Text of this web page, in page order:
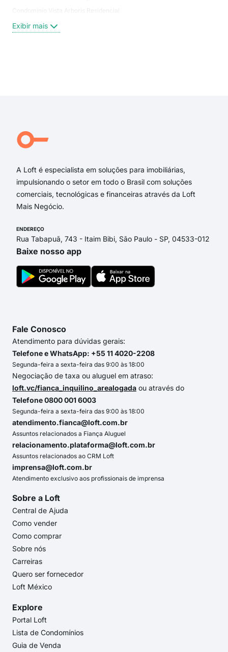
Condominio Vista Arboris Residencial
Exibir mais
A Loft é especialista em soluções para imobiliárias,
impulsionando o setor em todo o Brasil com soluções
comerciais, tecnológicas e financeiras através da Loft
Mais Negócio.
ENDEREÇO
Rua Tabapuã, 743 - Itaim Bibi, São Paulo - SP, 04533-012
Baixe nosso app
Fale Conosco
Atendimento para dúvidas gerais:
Telefone e WhatsApp: +55 11 4020-2208
Segunda-feira a sexta-feira das 9:00 às 18:00
Negociação de taxa ou aluguel em atraso:
loft.vc/fianca_inquilino_arealogada ou através do
Telefone 0800 001 6003
Segunda-feira a sexta-feira das 9:00 às 18:00
atendimento.fianca@loft.com.br
Assuntos relacionados a Fiança Aluguel
relacionamento.plataforma@loft.com.br
Assuntos relacionados ao CRM Loft
imprensa@loft.com.br
Atendimento exclusivo aos profissionais de imprensa
Sobre a Loft
Central de Ajuda
Como vender
Como comprar
Sobre nós
Carreiras
Quero ser fornecedor
Loft México
Explore
Portal Loft
Lista de Condomínios
Guia de Venda